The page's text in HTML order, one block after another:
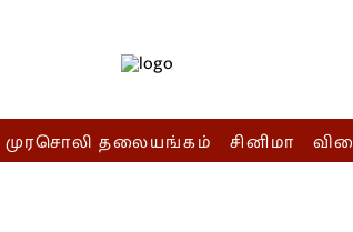
முரசொலி தலையங்கம் சினிமா